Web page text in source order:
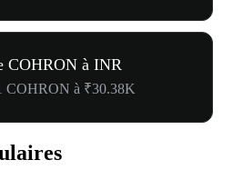
COHRON à INR
COHRON à ₹30.38K